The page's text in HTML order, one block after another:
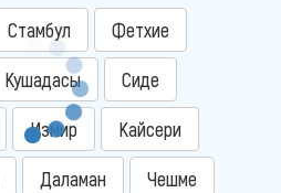
Стамбул Фетхие
Кушадасы Сиде
Измир Кайсери
Даламан Чешме